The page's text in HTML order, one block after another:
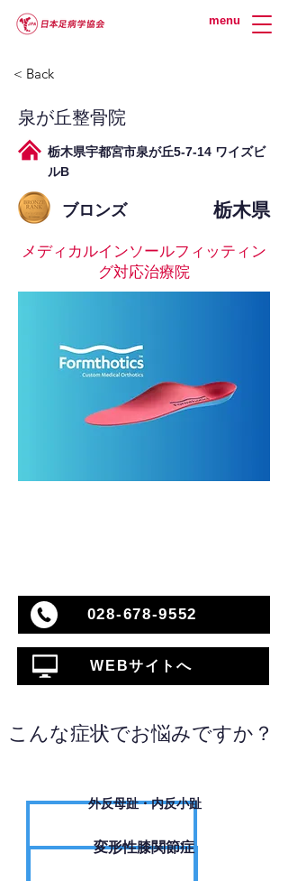
menu
< Back
泉が丘整骨院
栃木県宇都宮市泉が丘5-7-14 ワイズビ
ルB
ブロンズ 栃木県
メディカルインソールフィッティン
グ対応治療院
028-678-9552
WEBサイトへ
こんな症状でお悩みですか？
外反母趾・内反小趾
変形性膝関節症